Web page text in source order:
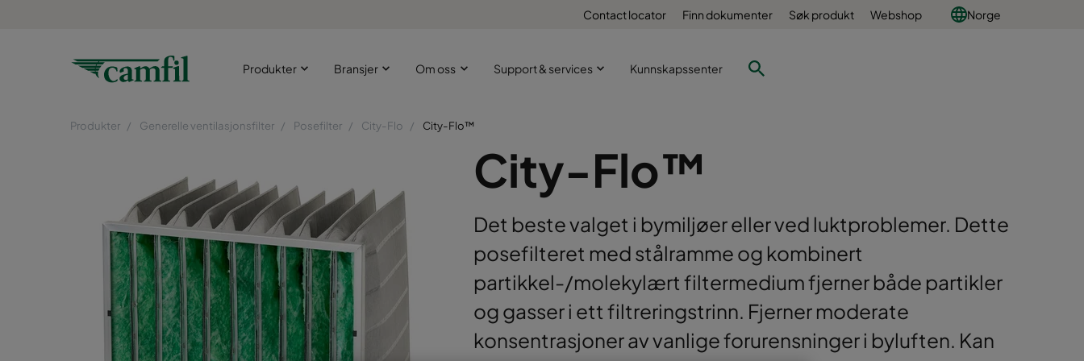
Contact locator Finn dokumenter Søk produkt Webshop Norge
Produkter Bransjer Om oss Support & services Kunnskapssenter
Produkter Generelle ventilasjonsfilter Posefilter City-Flo City-Flo™
City-Flo™
Det beste valget i bymiljøer eller ved luktproblemer. Dette
posefilteret med stålramme og kombinert
partikkel-/molekylært filtermedium fjerner både partikler
og gasser i ett filtreringstrinn. Fjerner moderate
konsentrasjoner av vanlige forurensninger i byluften. Kan